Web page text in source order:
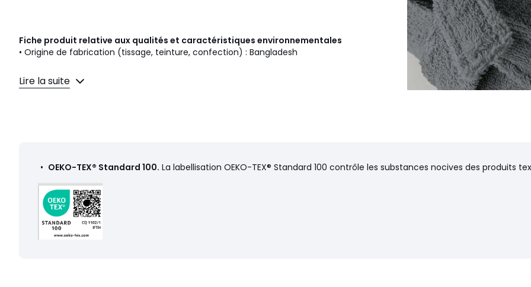
Fiche produit relative aux qualités et caractéristiques environnementales
• Origine de fabrication (tissage, teinture, confection) : Bangladesh
Couleurs Gris Foncé, Beige Ficelle, Céladon, Bleu Grisé, Blanc
Tailles 34/36, 38/40, 42/44, 46/48, 50/52
Lire la suite
• OEKO-TEX® Standard 100. La labellisation OEKO-TEX® Standard 100 contrôle les substances nocives des produits